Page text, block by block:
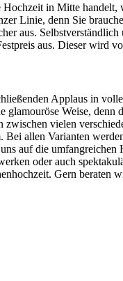
in Mitte
Linie, denn Sie
aus.
aus. Dieser wird
Applaus in
Weise,
vielen
Bei allen Varianten
auf die
oder auch
Gern